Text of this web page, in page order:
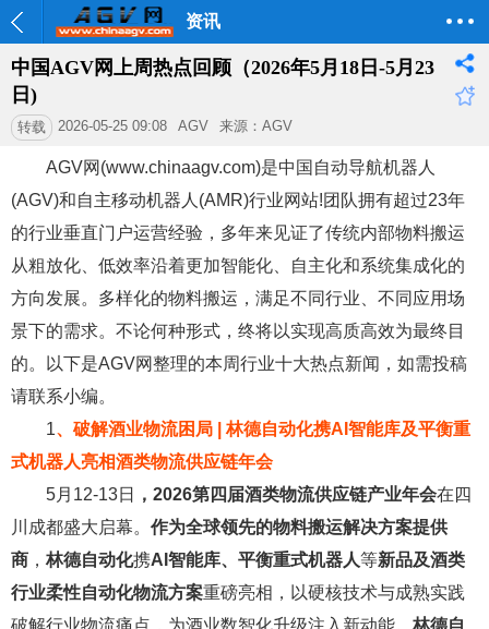
资讯
中国AGV网上周热点回顾（2026年5月18日-5月23
日)
转载 2026-05-25 09:08 AGV 来源：AGV
AGV网(www.chinaagv.com)是中国自动导航机器人
(AGV)和自主移动机器人(AMR)行业网站!团队拥有超过23年
的行业垂直门户运营经验，多年来见证了传统内部物料搬运
从粗放化、低效率沿着更加智能化、自主化和系统集成化的
方向发展。多样化的物料搬运，满足不同行业、不同应用场
景下的需求。不论何种形式，终将以实现高质高效为最终目
的。以下是AGV网整理的本周行业十大热点新闻，如需投稿
请联系小编。
1、 破解酒业物流困局 | 林德自动化携AI智能库及平衡重
式机器人亮相酒类物流供应链年会
5月12-13日
，2026第四届酒类物流供应链产业年会在四
川成都盛大启幕。 作为全球领先的物料搬运解决方案提供
商 ， 林德自动化携AI智能库、平衡重式机器人等新品及酒类
行业柔性自动化物流方案重磅亮相，以硬核技术与成熟实践
破解行业物流痛点，为酒业数智化升级注入新动能。 林德自